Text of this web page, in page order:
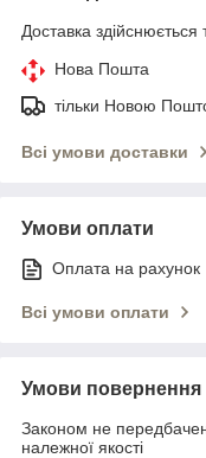
Доставка здійснюється
Нова Пошта
тільки Новою
Всі умови доставки
Умови оплати
Оплата на рахунок
Всі умови оплати
Умови повернення
Законом не
належної якості